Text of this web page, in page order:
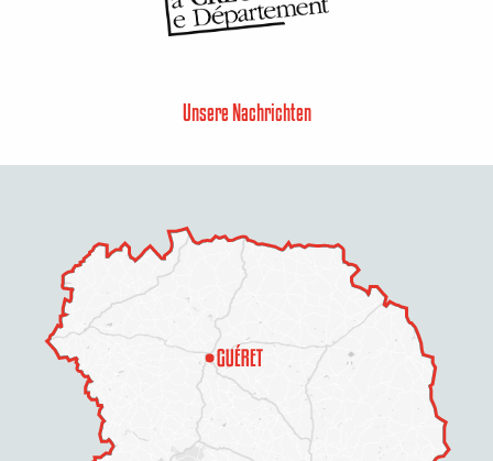
Unsere Nachrichten